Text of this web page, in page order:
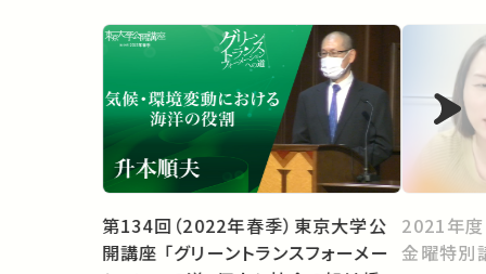
第134回（2022年春季）東京大学公
開講座 「グリーントランスフォーメー
2021年度
金曜特別